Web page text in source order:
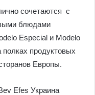
сочетаются с
блюдами
Especial и Modelo
полках продуктовых
Европы.
Efes Украина